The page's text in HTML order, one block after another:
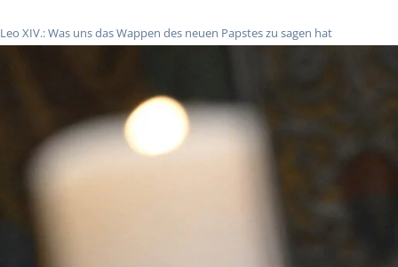
Leo XIV.: Was uns das Wappen des neuen Papstes zu sagen hat